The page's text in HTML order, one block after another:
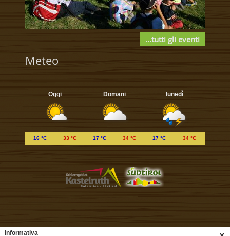
...tutti gli eventi
Meteo
Oggi Domani lunedì
16 °C 33 °C 17 °C 34 °C 17 °C 34 °C
Informativa